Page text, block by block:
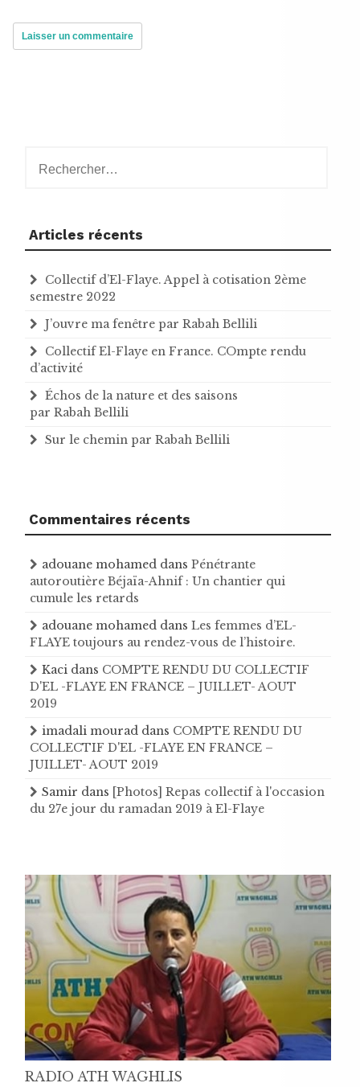
Articles récents
Collectif d’El-Flaye. Appel à cotisation 2ème
semestre 2022
J’ouvre ma fenêtre par Rabah Bellili
Collectif El-Flaye en France. COmpte rendu
d’activité
Échos de la nature et des saisons
par Rabah Bellili
Sur le chemin par Rabah Bellili
Commentaires récents
adouane mohamed dans Pénétrante
autoroutière Béjaïa-Ahnif : Un chantier qui
cumule les retards
adouane mohamed dans Les femmes d’EL-
FLAYE toujours au rendez-vous de l’histoire .
Kaci dans COMPTE RENDU DU COLLECTIF
D'EL -FLAYE EN FRANCE – JUILLET- AOUT
2019
imadali mourad dans COMPTE RENDU DU
COLLECTIF D'EL -FLAYE EN FRANCE –
JUILLET- AOUT 2019
Samir dans [Photos] Repas collectif à l'occasion
du 27e jour du ramadan 2019 à El-Flaye
RADIO ATH WAGHLIS